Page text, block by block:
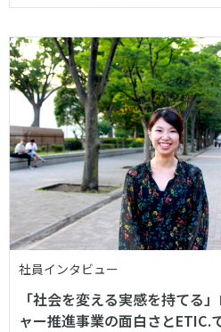
社員インタビュー
「社会を変える実感を持てる
ャー推進事業の面白さとETIC.